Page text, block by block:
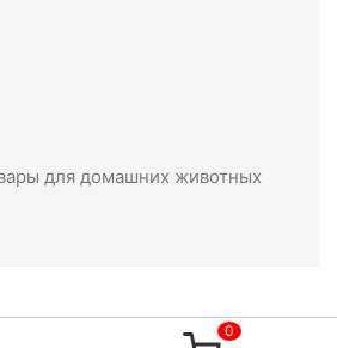
для домашних животных
0